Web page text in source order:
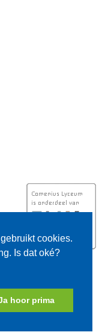
cookies.
Is dat oké?
hoor prima